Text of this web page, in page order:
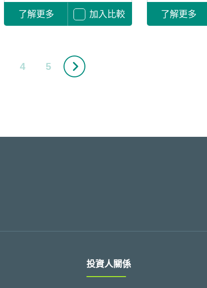
了解更多 加入比較 了解更多
4 5
投資人關係